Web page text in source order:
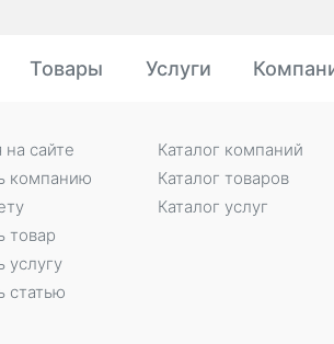
Товары Услуги
на сайте
компанию
товар
услугу
статью
Каталог компаний
Каталог товаров
Каталог услуг